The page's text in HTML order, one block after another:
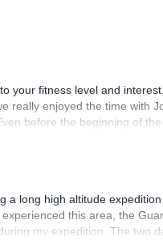
your fitness level and
really enjoyed the time with
before the beginning of
the trip and thanks to
long high altitude
this area, the
my expedition. The two